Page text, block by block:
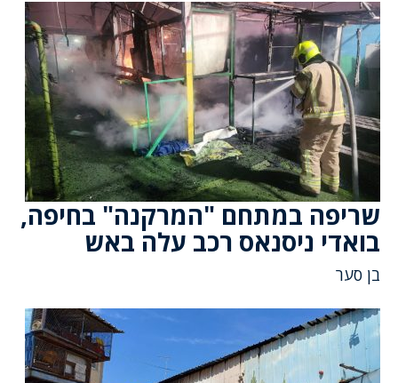
שריפה במתחם "המרקנה" בחיפה,
בואדי ניסנאס רכב עלה באש
בן סער